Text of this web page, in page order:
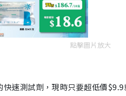
點擊圖片放大
速測試劑，現時只要超低價